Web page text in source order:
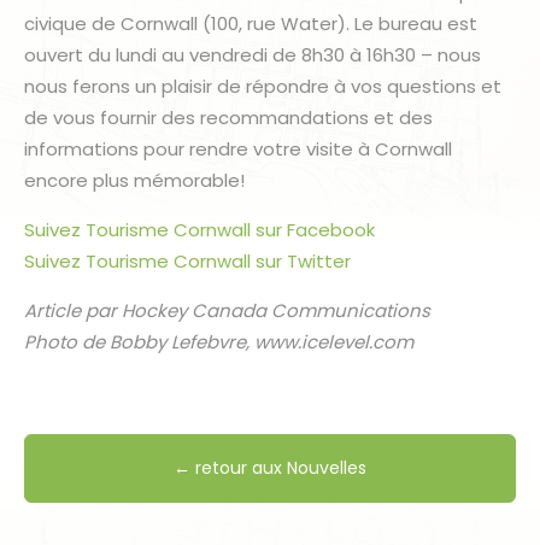
civique de Cornwall (100, rue Water). Le bureau est
ouvert du lundi au vendredi de 8h30 à 16h30 – nous
nous ferons un plaisir de répondre à vos questions et
de vous fournir des recommandations et des
informations pour rendre votre visite à Cornwall
encore plus mémorable!
Suivez Tourisme Cornwall sur Facebook
Suivez Tourisme Cornwall sur Twitter
Article par Hockey Canada Communications
Photo de Bobby Lefebvre, www.icelevel.com
← retour aux Nouvelles